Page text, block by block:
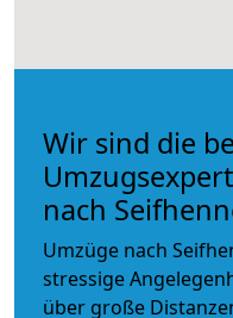
Wir sind die
nach
Umzüge nach
stressige
über große